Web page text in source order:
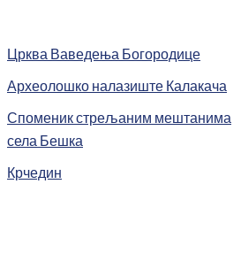
Црква Ваведења Богородице
Археолошко налазиште Калакача
Споменик стрељаним мештанима
села Бешка
Крчедин